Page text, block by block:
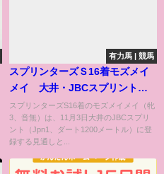
有力馬 | 競馬
スプリンターズＳ16着モズメイ
メイ 大井・JBCスプリントに
登録する見通し
スプリンターズS16着のモズメイメイ（牝
3、音無）は、11月3日大井のJBCスプリ
ント（Jpn1、ダート1200メートル）に登
録する見通しと...